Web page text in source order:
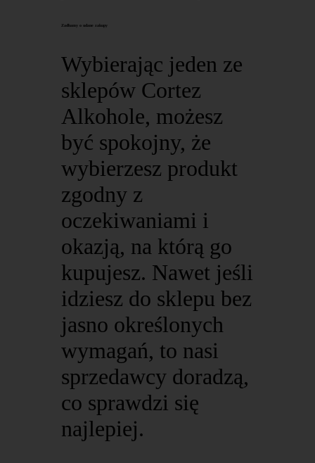
Zadbamy o udane zakupy
Wybierając jeden ze
sklepów Cortez
Alkohole, możesz
być spokojny, że
wybierzesz produkt
zgodny z
oczekiwaniami i
okazją, na którą go
kupujesz. Nawet jeśli
idziesz do sklepu bez
jasno określonych
wymagań, to nasi
sprzedawcy doradzą,
co sprawdzi się
najlepiej.